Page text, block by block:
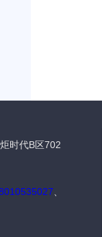
时代B区702